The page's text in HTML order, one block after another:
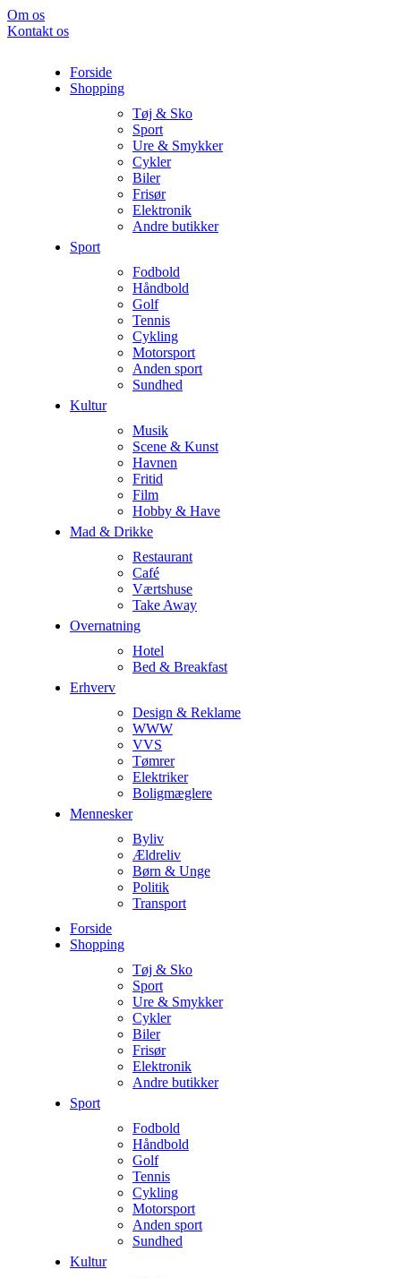
Om os
Kontakt os
Forside
Shopping
Tøj & Sko
Sport
Ure & Smykker
Cykler
Biler
Frisør
Elektronik
Andre butikker
Sport
Fodbold
Håndbold
Golf
Tennis
Cykling
Motorsport
Anden sport
Sundhed
Kultur
Musik
Scene & Kunst
Havnen
Fritid
Film
Hobby & Have
Mad & Drikke
Restaurant
Café
Værtshuse
Take Away
Overnatning
Hotel
Bed & Breakfast
Erhverv
Design & Reklame
WWW
VVS
Tømrer
Elektriker
Boligmæglere
Mennesker
Byliv
Ældreliv
Børn & Unge
Politik
Transport
Forside
Shopping
Tøj & Sko
Sport
Ure & Smykker
Cykler
Biler
Frisør
Elektronik
Andre butikker
Sport
Fodbold
Håndbold
Golf
Tennis
Cykling
Motorsport
Anden sport
Sundhed
Kultur